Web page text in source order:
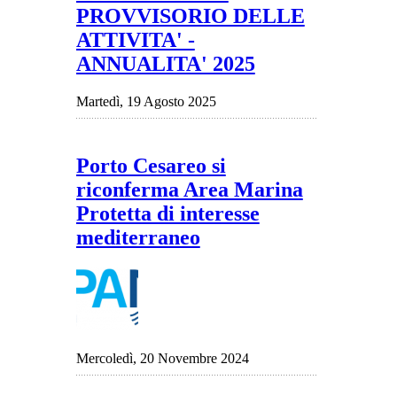
PROVVISORIO DELLE
ATTIVITA' -
ANNUALITA' 2025
Martedì, 19 Agosto 2025
Porto Cesareo si
riconferma Area Marina
Protetta di interesse
mediterraneo
Mercoledì, 20 Novembre 2024